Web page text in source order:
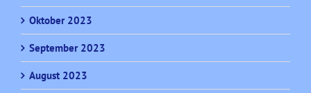
Oktober 2023
September 2023
August 2023